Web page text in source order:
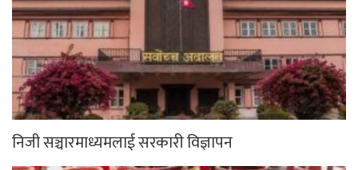
निजी सञ्चारमाध्यमलाई सरकारी विज्ञापन